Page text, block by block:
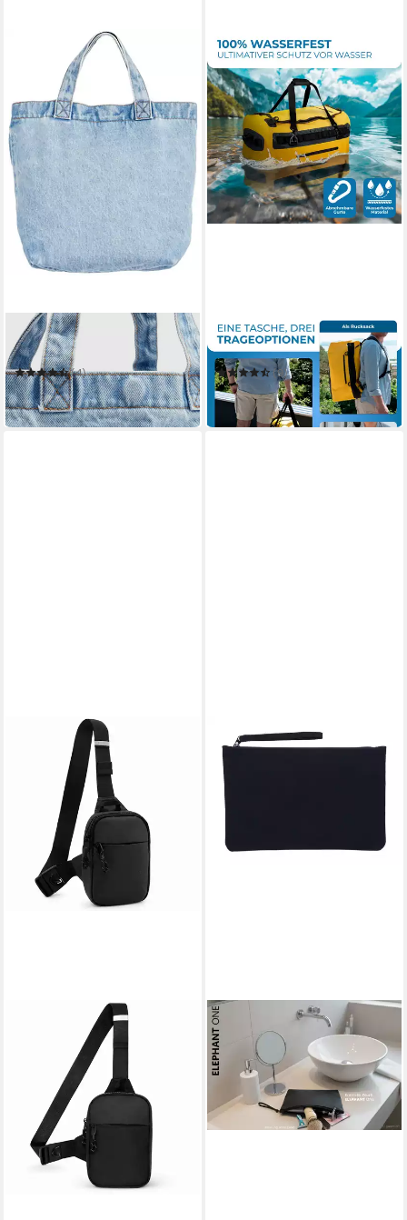
LEVI'S®
Mini Bag
(4)
31,99 €
in 1-2 Werktagen bei dir
STYNGARD
Reisetasche Hamburg
(9)
59,99 €
in 5-6 Werktagen bei dir